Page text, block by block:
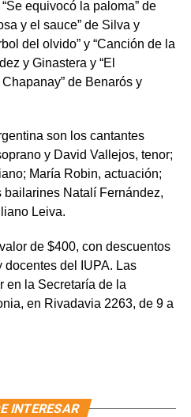
equivocó la paloma” de
y el sauce” de Silva y
del olvido” y “Canción de la
y Ginastera y “El
de Benarós y
son los cantantes
y David Vallejos, tenor;
María Robin, actuación;
bailarines Natalí Fernández,
Leiva.
de $400, con descuentos
docentes del IUPA. Las
en la Secretaría de la
en Rivadavia 2263, de 9 a
INTERESAR